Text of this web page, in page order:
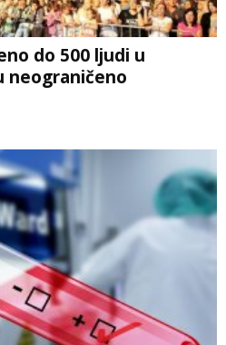
do 500 ljudi u
neograničeno